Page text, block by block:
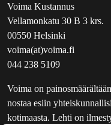
Voima Kustannus
Vellamonkatu 30 B 3 krs.
00550 Helsinki
voima(at)voima.fi
044 238 5109
Voima on
nostaa esiin
kotimaasta. Lehti on